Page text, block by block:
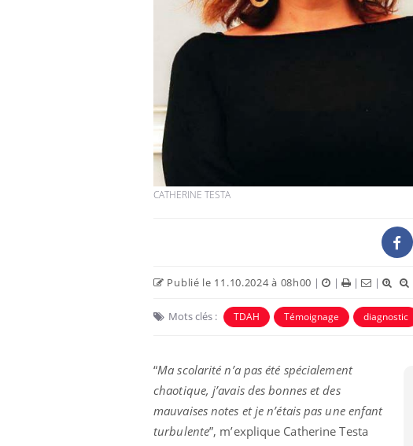
CATHERINE TESTA
Publié le 11.10.2024 à 08h00 | | | |
Mots clés : TDAH Témoignage diagnostic
“Ma scolarité n’a pas été spécialement
chaotique, j’avais des bonnes et des
mauvaises notes et je n’étais pas une enfant
turbulente”, m’explique Catherine Testa
La sieste empêche-t-elle
de dormir la nuit ?
VIH : la fin du comprimé